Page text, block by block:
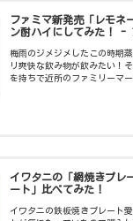
ファミマ新発売「レモネ
ン酎ハイにしてみた！ -
梅雨のジメジメしたこの時期
リ爽快な飲み物が飲みたい！
を持ちで近所のファミリーマ
イワタニの「網焼きプレ
ート」比べてみた！
イワタニの鉄板焼きプレート